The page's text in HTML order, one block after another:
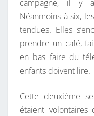
campagne, il y
Néanmoins à six,
tendues. Elles
prendre un café,
en bas faire du
enfants doivent lire.
Cette deuxième
étaient